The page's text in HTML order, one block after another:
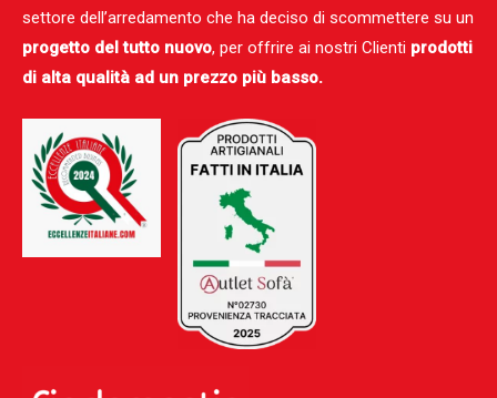
settore dell’arredamento che ha deciso di scommettere su un
progetto del tutto nuovo, per offrire ai nostri Clienti prodotti
di alta qualità ad un prezzo più basso.